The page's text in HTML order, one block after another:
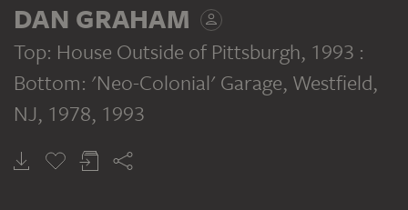
DAN GRAHAM
Top: House Outside of Pittsburgh, 1993 :
Bottom: 'Neo-Colonial' Garage, Westfield,
NJ, 1978, 1993